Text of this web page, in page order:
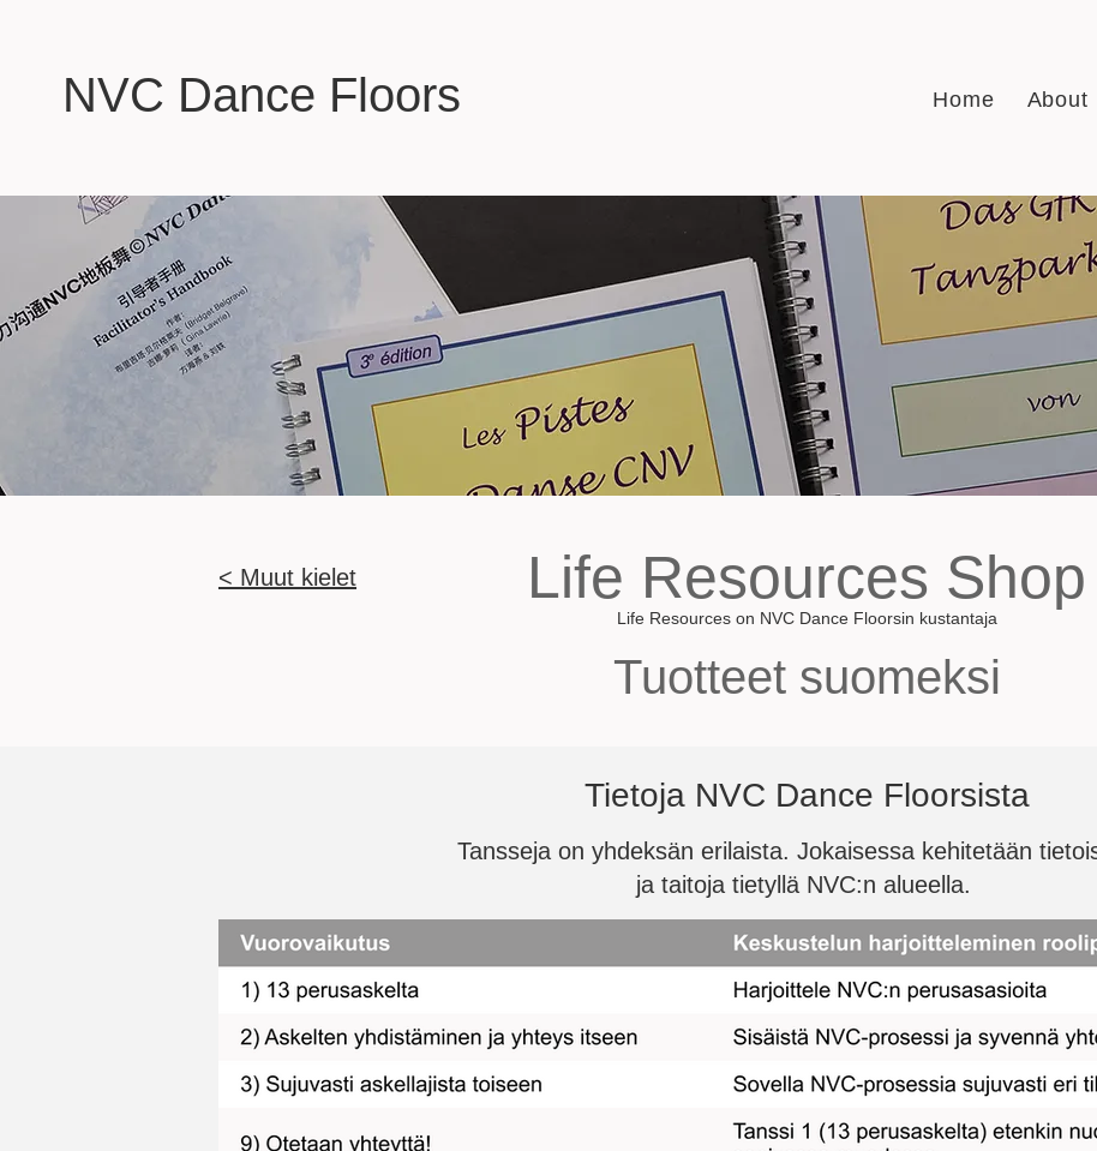
NVC Dance Floors Home About
< Muut kielet Life Resources Shop
Life Resources on NVC Dance Floorsin kustantaja
Tuotteet suomeksi
Tietoja NVC Dance Floorsista
Tansseja on yhdeksän erilaista. Jokaisessa kehitetään
ja taitoja tietyllä NVC:n alueella.